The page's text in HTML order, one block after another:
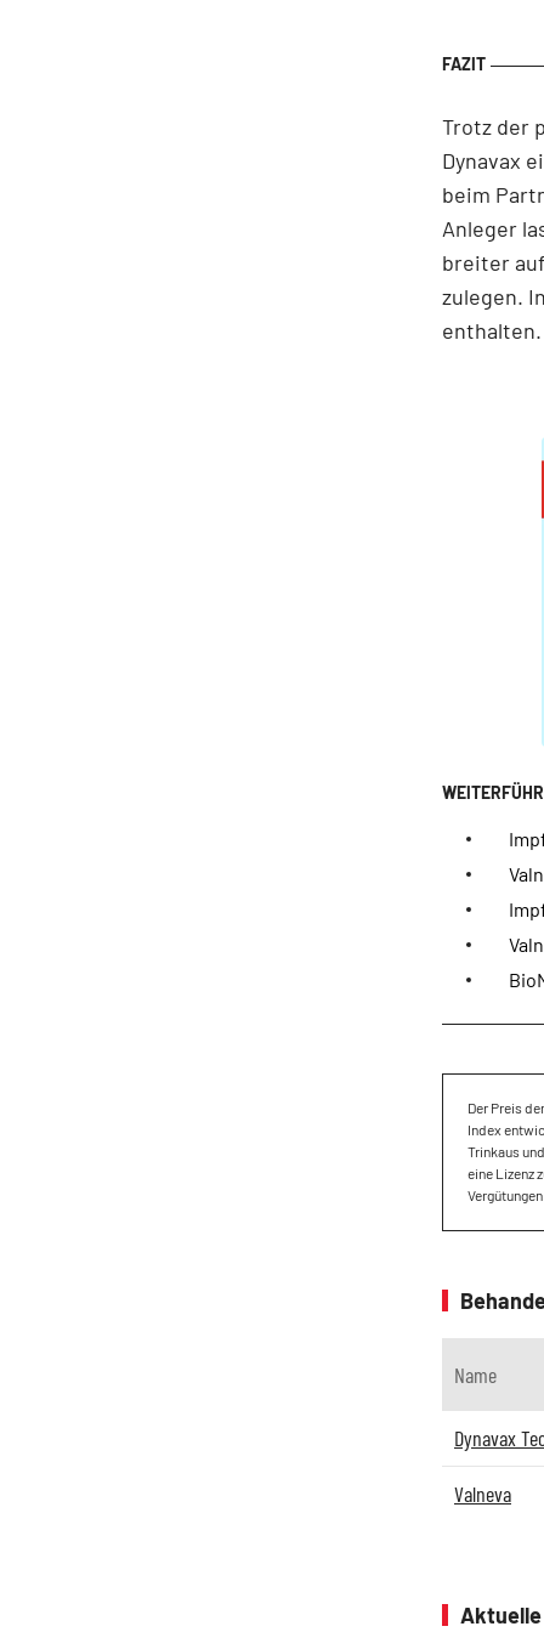
Trotz der
Dynavax
beim
Anleger
breiter
zulegen.
Der Preis
Index
Trinkaus
eine Lizenz
Name
Dynavax
Valneva